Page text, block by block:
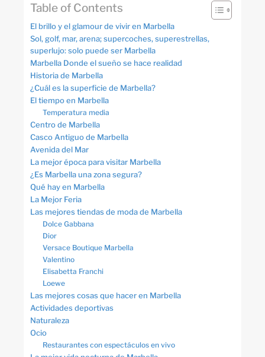
Table of Contents
El brillo y el glamour de vivir en Marbella
Sol, golf, mar, arena; supercoches, superestrellas,
superlujo: solo puede ser Marbella
Marbella Donde el sueño se hace realidad
Historia de Marbella
¿Cuál es la superficie de Marbella?
El tiempo en Marbella
Temperatura media
Centro de Marbella
Casco Antiguo de Marbella
Avenida del Mar
La mejor época para visitar Marbella
¿Es Marbella una zona segura?
Qué hay en Marbella
La Mejor Feria
Las mejores tiendas de moda de Marbella
Dolce Gabbana
Dior
Versace Boutique Marbella
Valentino
Elisabetta Franchi
Loewe
Las mejores cosas que hacer en Marbella
Actividades deportivas
Naturaleza
Ocio
Restaurantes con espectáculos en vivo